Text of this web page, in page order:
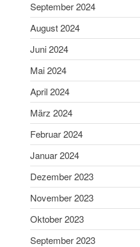
September 2024
August 2024
Juni 2024
Mai 2024
April 2024
März 2024
Februar 2024
Januar 2024
Dezember 2023
November 2023
Oktober 2023
September 2023